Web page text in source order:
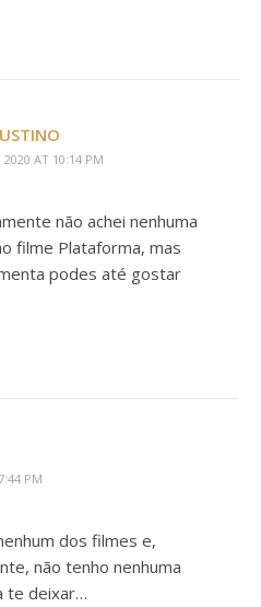
2020 AT 10:14 PM
não achei nenhuma
filme Plataforma, mas
podes até gostar
PM
dos filmes e,
não tenho nenhuma
te deixar…